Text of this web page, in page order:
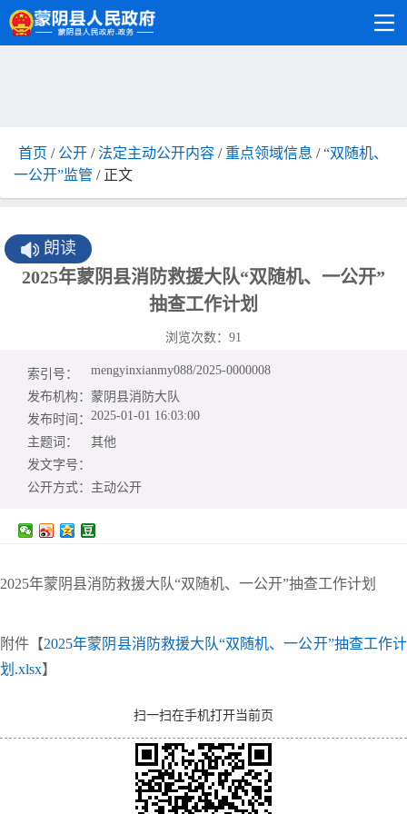
首页 / 公开 /法定主动公开内容 / 重点领域信息 /“双随机、
一公开”监管 / 正文
朗读
2025年蒙阴县消防救援大队“双随机、一公开”
抽查工作计划
浏览次数： 91
索引号：
mengyinxianmy088/2025-0000008
发布机构： 蒙阴县消防大队
发布时间： 2025-01-01 16:03:00
主题词：
其他
发文字号：
公开方式： 主动公开
2025年蒙阴县消防救援大队“双随机、一公开”抽查工作计划
附件【2025年蒙阴县消防救援大队“双随机、一公开”抽查工作计
划.xlsx】
扫一扫在手机打开当前页